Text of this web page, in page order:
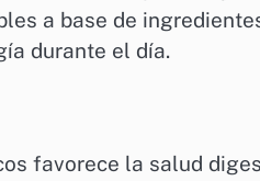
a base de
durante el día.
favorece la salud